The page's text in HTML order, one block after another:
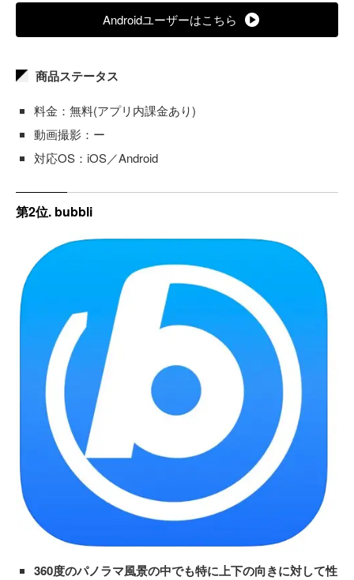
Androidユーザーはこちら
商品ステータス
料金：無料(アプリ内課金あり)
動画撮影：ー
対応OS：iOS／Android
第2位. bubbli
360度のパノラマ風景の中でも特に上下の向きに対して性